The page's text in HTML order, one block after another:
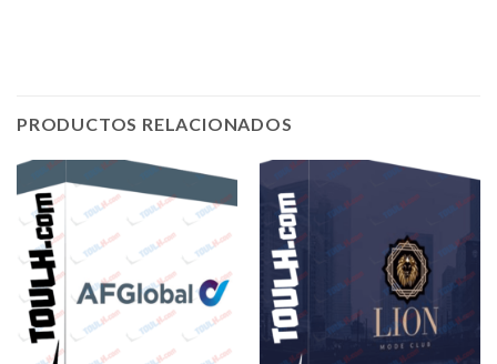
PRODUCTOS RELACIONADOS